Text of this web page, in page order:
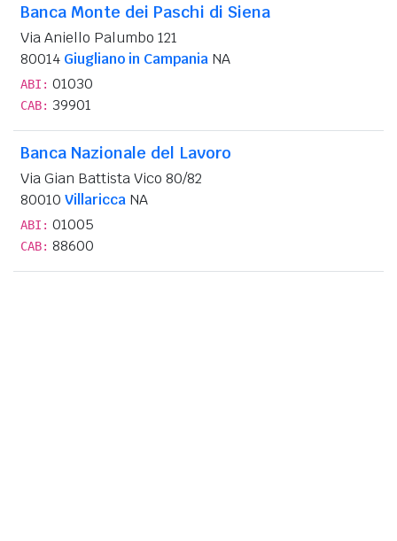
Banca Monte dei Paschi di Siena
Via Aniello Palumbo 121
80014 Giugliano in Campania NA
ABI: 01030
CAB: 39901
Banca Nazionale del Lavoro
Via Gian Battista Vico 80/82
80010 Villaricca NA
ABI: 01005
CAB: 88600